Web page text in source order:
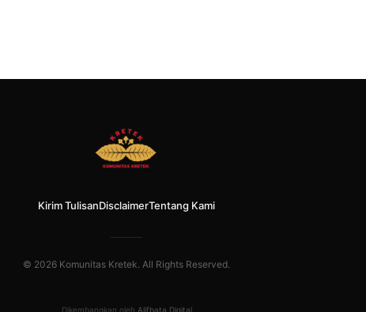
Kirim TulisanDisclaimerTentang Kami
© 2026 Komunitas Kretek. All Rights Reserved.
Dikembangkan oleh Alifbata Digital